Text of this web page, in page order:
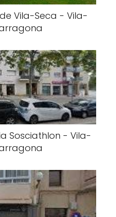
Vila-Seca - Vila-
Sosciathlon - Vila-